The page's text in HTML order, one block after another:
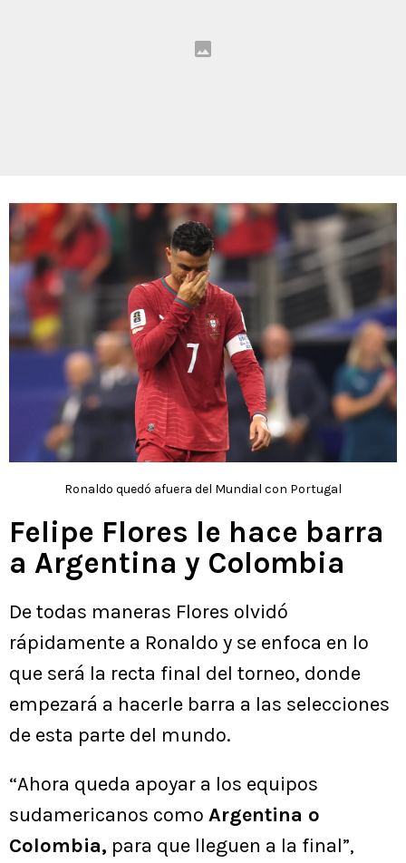
Ronaldo quedó afuera del Mundial con Portugal
Felipe Flores le hace barra
a Argentina y Colombia
De todas maneras Flores olvidó
rápidamente a Ronaldo y se enfoca en lo
que será la recta final del torneo, donde
empezará a hacerle barra a las selecciones
de esta parte del mundo.
“Ahora queda apoyar a los equipos
sudamericanos como Argentina o
Colombia, para que lleguen a la final”,